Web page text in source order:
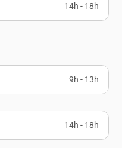
14h - 18h
9h - 13h
14h - 18h